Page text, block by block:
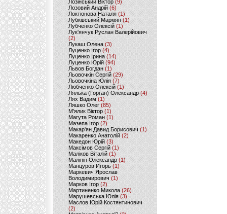
Лозінський Віктор(9)
Лозовий Андрій (6)
Локтіонова Наталя (1)
Лубківський Маркіян(1)
Лубченко Олексій (1)
Лук'янчук Руслан Валерійович
(2)
Лукаш Олена (3)
Луценко Ігор (4)
Луценко Ірина (14)
Луценко Юрій (94)
Львов Богдан (1)
Льовочкін Сергій (29)
Льовочкіна Юлія(7)
Любченко Олексій(1)
Лялька (Горган) Олександр(4)
Лях Вадим (1)
Ляшко Олег (85)
М'ялик Віктор(1)
Магута Роман(1)
Мазепа Ігор (2)
Макар'ян Давид Борисович(1)
Макаренко Анатолій (2)
Македон Юрій(3)
Максімов Сергій (1)
Маліков Віталій (1)
Малінін Олександр (1)
Манцуров Игорь (1)
Маркевич Ярослав
Володимирович (1)
Марков Ігор (2)
Мартиненко Микола (26)
Марушевська Юлія (3)
Маслов Юрій Костянтинович
(2)